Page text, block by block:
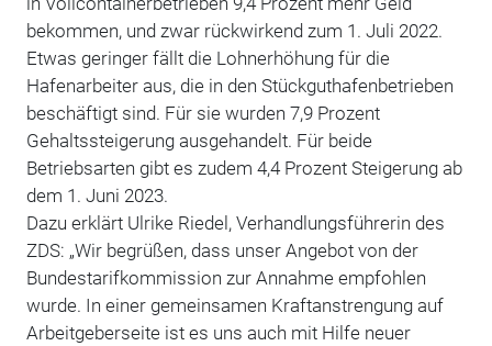
bekommen, und zwar rückwirkend zum 1. Juli 2022.
Etwas geringer fällt die Lohnerhöhung für die
Hafenarbeiter aus, die in den Stückguthafenbetrieben
beschäftigt sind. Für sie wurden 7,9 Prozent
Gehaltssteigerung ausgehandelt. Für beide
Betriebsarten gibt es zudem 4,4 Prozent Steigerung ab
dem 1. Juni 2023.
Dazu erklärt Ulrike Riedel, Verhandlungsführerin des
ZDS: „Wir begrüßen, dass unser Angebot von der
Bundestarifkommission zur Annahme empfohlen
wurde. In einer gemeinsamen Kraftanstrengung auf
Arbeitgeberseite ist es uns auch mit Hilfe neuer